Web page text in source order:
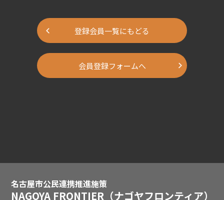
登録会員一覧にもどる
会員登録フォームへ
名古屋市公民連携推進施策
NAGOYA FRONTIER（ナゴヤフロンティア）